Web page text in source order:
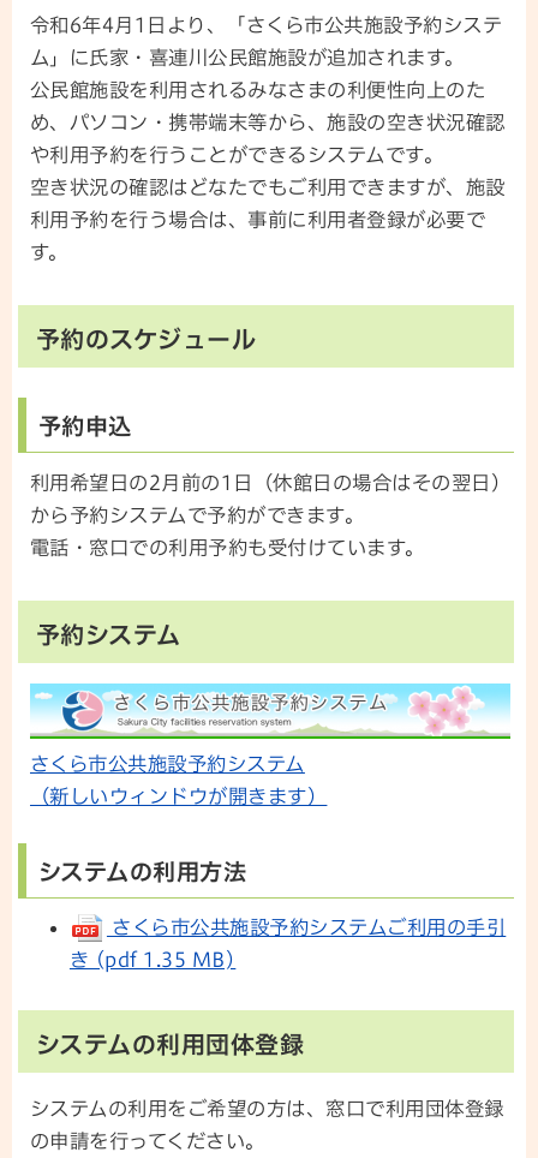
令和6年4月1日より、「さくら市公共施設予約システ
ム」に氏家・喜連川公民館施設が追加されます。
公民館施設を利用されるみなさまの利便性向上のた
め、パソコン・携帯端末等から、施設の空き状況確認
や利用予約を行うことができるシステムです。
空き状況の確認はどなたでもご利用できますが、施設
利用予約を行う場合は、事前に利用者登録が必要で
す。
予約のスケジュール
予約申込
利用希望日の2月前の1日（休館日の場合はその翌日）
から予約システムで予約ができます。
電話・窓口での利用予約も受付けています。
予約システム
さくら市公共施設予約システム
（新しいウィンドウが開きます）
システムの利用方法
さくら市公共施設予約システムご利用の手引
き (pdf 1.35 MB)
システムの利用団体登録
システムの利用をご希望の方は、窓口で利用団体登録
の申請を行ってください。